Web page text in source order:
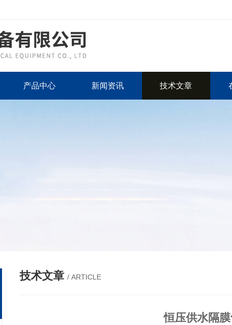
产品中心 新闻资讯 技术文章
技术文章 / ARTICLE
恒压供水隔